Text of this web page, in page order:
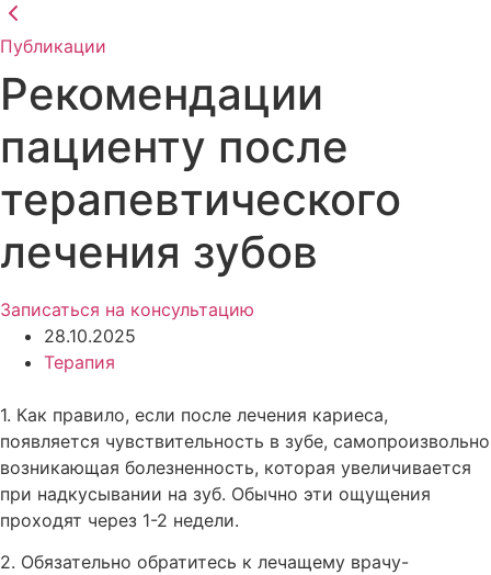
Перейти
к
Публикации
Рекомендации
пациенту после
терапевтического
лечения зубов
Записаться на консультацию
28.10.2025
Терапия
1. Как правило, если после лечения кариеса,
появляется чувствительность в зубе, самопроизвольно
возникающая болезненность, которая увеличивается
при надкусывании на зуб. Обычно эти ощущения
проходят через 1-2 недели.
2. Обязательно обратитесь к лечащему врачу-